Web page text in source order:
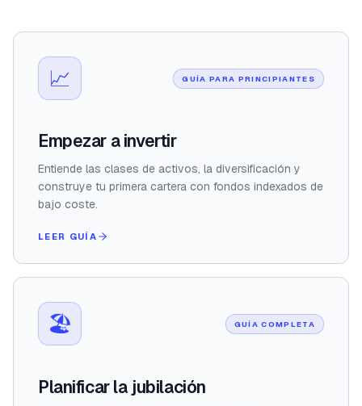
📈 GUÍA PARA PRINCIPIANTES
Empezar a invertir
Entiende las clases de activos, la diversificación y
construye tu primera cartera con fondos indexados de
bajo coste.
LEER GUÍA
🏖️ GUÍA COMPLETA
Planificar la jubilación